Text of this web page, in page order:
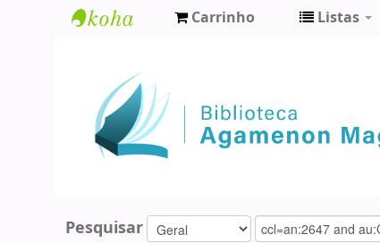
Agamenon
Magalhães
Carrinho Listas
Pesquisar